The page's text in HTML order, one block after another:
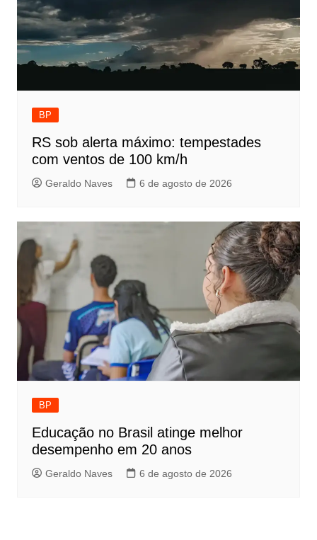
BP
RS sob alerta máximo: tempestades
com ventos de 100 km/h
Geraldo Naves 6 de agosto de 2026
BP
Educação no Brasil atinge melhor
desempenho em 20 anos
Geraldo Naves 6 de agosto de 2026